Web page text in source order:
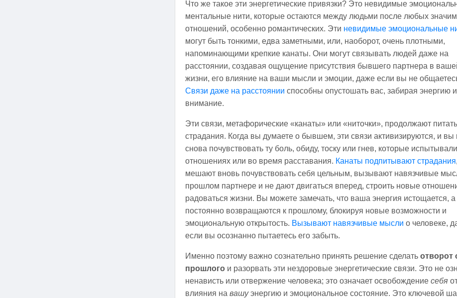
Что же такое эти энергетические привязки? Это невидимые
ментальные нити, которые остаются между людьми после любых
отношений, особенно романтических. Эти невидимые эмоциональные
могут быть тонкими, едва заметными, или, наоборот, очень плотными,
напоминающими крепкие канаты. Они могут связывать людей даже на
расстоянии, создавая ощущение присутствия бывшего партнера в
жизни, его влияние на ваши мысли и эмоции, даже если вы не
Связи даже на расстоянии способны опустошать вас, забирая энергию и
внимание.
Эти связи, метафорические «канаты» или «ниточки», продолжают питать
страдания. Когда вы думаете о бывшем, эти связи активизируются, и вы
снова почувствовать ту боль, обиду, тоску или гнев, которые
отношениях или во время расставания. Канаты подпитывают страдания,
мешают вновь почувствовать себя цельным, вызывают навязчивые
прошлом партнере и не дают двигаться вперед, строить новые
радоваться жизни. Вы можете замечать, что ваша энергия истощается,
постоянно возвращаются к прошлому, блокируя новые возможности и
эмоциональную открытость. Вызывают навязчивые мысли о человеке,
если вы осознанно пытаетесь его забыть.
Именно поэтому важно сознательно принять решение сделать отворот
прошлого и разорвать эти нездоровые энергетические связи. Это не
ненависть или отвержение человека; это означает освобождение себя
влияния на вашуэнергию и эмоциональное состояние. Это ключевой